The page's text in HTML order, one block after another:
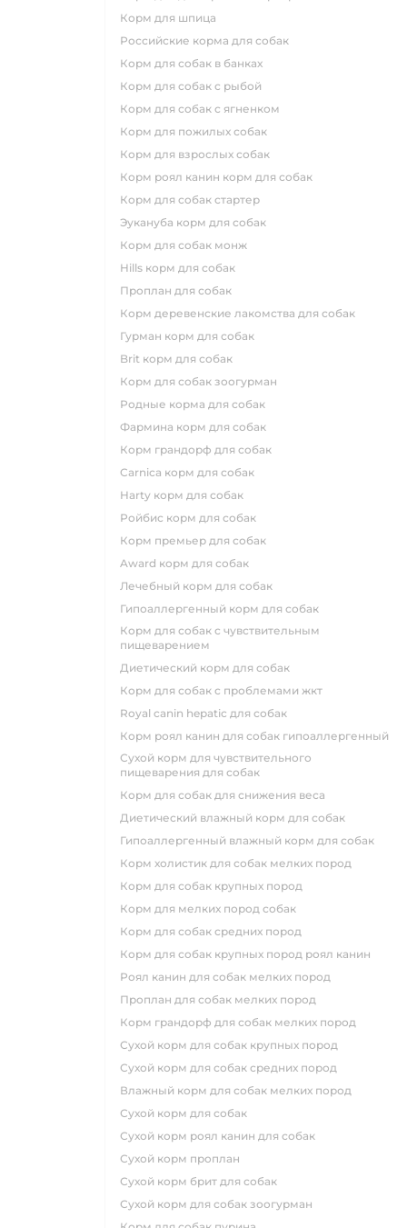
корм для шпица
российские корма для собак
корм для собак в банках
корм для собак с рыбой
корм для собак с ягненком
корм для пожилых собак
корм для взрослых собак
корм роял канин корм для собак
корм для собак стартер
эукануба корм для собак
корм для собак монж
hills корм для собак
проплан для собак
корм деревенские лакомства для собак
гурман корм для собак
brit корм для собак
корм для собак зоогурман
родные корма для собак
фармина корм для собак
корм грандорф для собак
carnica корм для собак
harty корм для собак
ройбис корм для собак
корм премьер для собак
award корм для собак
лечебный корм для собак
гипоаллергенный корм для собак
корм для собак с чувствительным
пищеварением
диетический корм для собак
корм для собак с проблемами жкт
royal canin hepatic для собак
корм роял канин для собак гипоаллергенный
сухой корм для чувствительного
пищеварения для собак
корм для собак для снижения веса
диетический влажный корм для собак
гипоаллергенный влажный корм для собак
корм холистик для собак мелких пород
корм для собак крупных пород
корм для мелких пород собак
корм для собак средних пород
корм для собак крупных пород роял канин
роял канин для собак мелких пород
проплан для собак мелких пород
корм грандорф для собак мелких пород
сухой корм для собак крупных пород
сухой корм для собак средних пород
влажный корм для собак мелких пород
сухой корм для собак
сухой корм роял канин для собак
сухой корм проплан
сухой корм брит для собак
сухой корм для собак зоогурман